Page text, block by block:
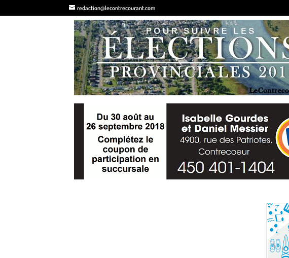
redaction@lecontrecourant.com